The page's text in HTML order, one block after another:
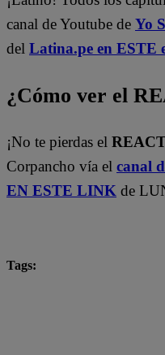
canal de Youtube de Yo
del Latina.pe en ESTE
¿Cómo ver el
¡No te pierdas el
Corpancho vía el canal
EN ESTE LINK de
Tags: